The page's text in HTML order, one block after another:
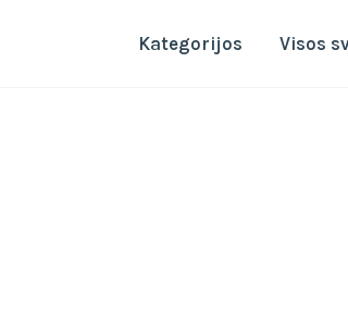
Kategorijos Visos